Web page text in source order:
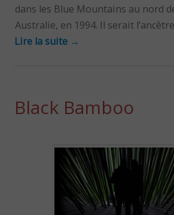
dans les Blue Mountains au nord
Australie, en 1994. Il serait
Lire la suite →
Black Bamboo